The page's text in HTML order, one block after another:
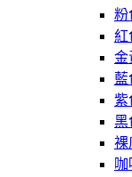
粉
紅
金
藍
紫
黑
裸